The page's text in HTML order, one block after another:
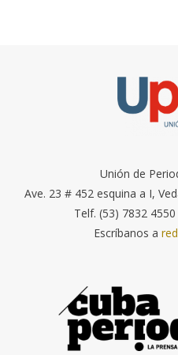
Unión de
Ave. 23 # 452 esquina a I,
Telf. (53) 7832
Escríbanos a